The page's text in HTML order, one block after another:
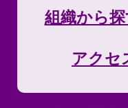
組織から
アクセ